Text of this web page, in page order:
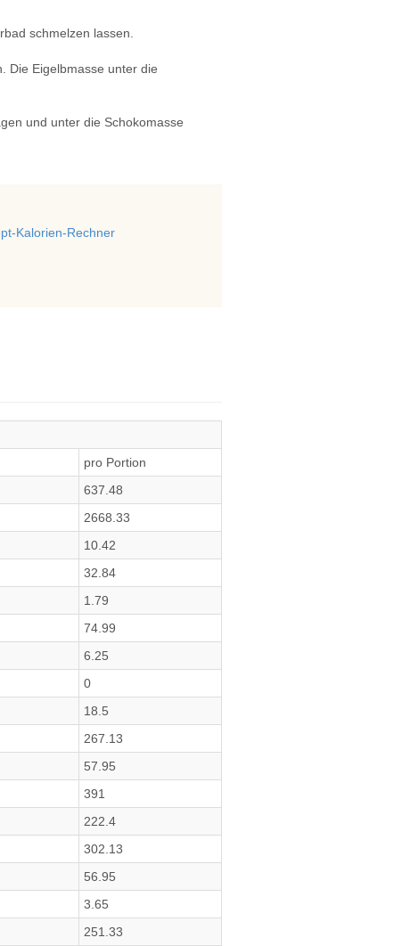
schmelzen lassen.
Die Eigelbmasse unter die
und unter die Schokomasse
Kalorien-Rechner
pro Portion
637.48
2668.33
10.42
32.84
1.79
74.99
6.25
0
18.5
267.13
57.95
391
222.4
302.13
56.95
3.65
251.33